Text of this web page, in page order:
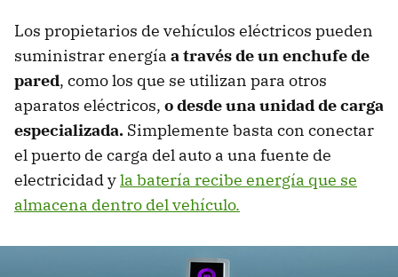
Los propietarios de vehículos eléctricos pueden
suministrar energía a través de un enchufe de
pared, como los que se utilizan para otros
aparatos eléctricos, o desde una unidad de carga
especializada. Simplemente basta con conectar
el puerto de carga del auto a una fuente de
electricidad yla batería recibe energía que se
almacena dentro del vehículo.